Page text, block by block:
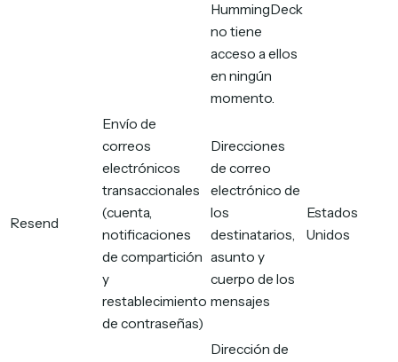
HummingDeck
no tiene
acceso a ellos
en ningún
momento.
Resend
Envío de
correos
electrónicos
transaccionales
(cuenta,
notificaciones
de compartición
y
restablecimiento
de contraseñas)
Direcciones
de correo
electrónico de
los
destinatarios,
asunto y
cuerpo de los
mensajes
Estados
Unidos
Dirección de